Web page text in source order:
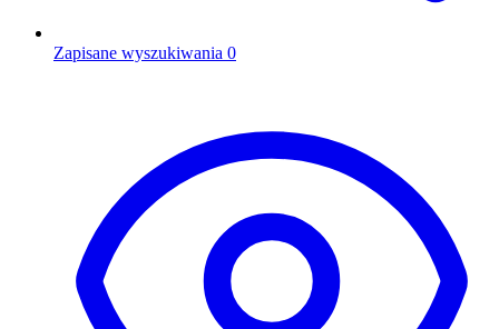
Zapisane wyszukiwania 0